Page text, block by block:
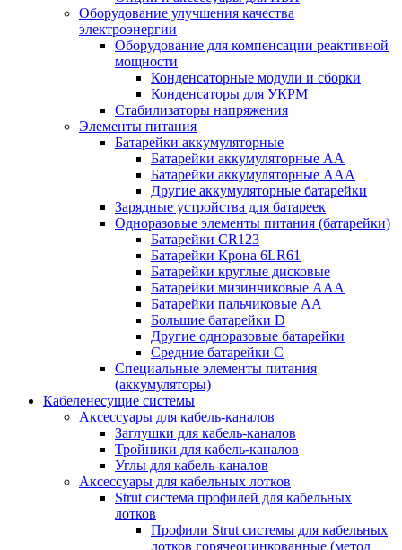
Оборудование улучшения качества
электроэнергии
Оборудование для компенсации реактивной
мощности
Конденсаторные модули и сборки
Конденсаторы для УКРМ
Стабилизаторы напряжения
Элементы питания
Батарейки аккумуляторные
Батарейки аккумуляторные АА
Батарейки аккумуляторные ААА
Другие аккумуляторные батарейки
Зарядные устройства для батареек
Одноразовые элементы питания (батарейки)
Батарейки CR123
Батарейки Крона 6LR61
Батарейки круглые дисковые
Батарейки мизинчиковые ААА
Батарейки пальчиковые АА
Большие батарейки D
Другие одноразовые батарейки
Средние батарейки C
Специальные элементы питания
(аккумуляторы)
Кабеленесущие системы
Аксессуары для кабель-каналов
Заглушки для кабель-каналов
Тройники для кабель-каналов
Углы для кабель-каналов
Аксессуары для кабельных лотков
Strut система профилей для кабельных
лотков
Профили Strut системы для кабельных
лотков горячеоцинкованные (метод